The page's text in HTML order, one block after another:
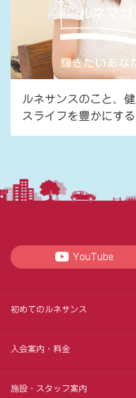
ルネサンスのこと、
スライフを豊かにす
YouTube
初めてのルネサンス
入会案内・料金
施設・スタッフ案内